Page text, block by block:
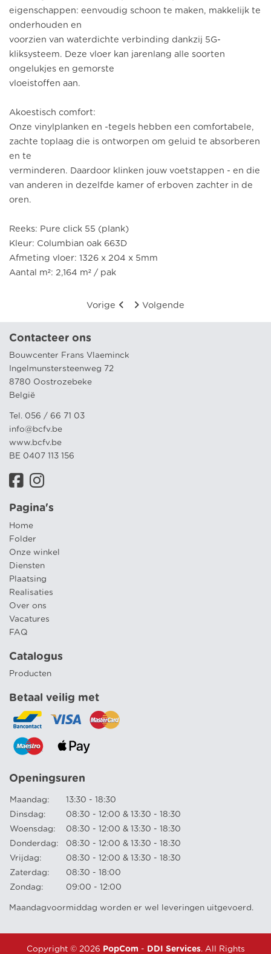
eigenschappen: eenvoudig schoon te maken, makkelijk te
onderhouden en
voorzien van waterdichte verbinding dankzij 5G-
kliksysteem. Deze vloer kan jarenlang alle soorten
ongelukjes en gemorste
vloeistoffen aan.
Akoestisch comfort:
Onze vinylplanken en -tegels hebben een comfortabele,
zachte toplaag die is ontworpen om geluid te absorberen
en te
verminderen. Daardoor klinken jouw voetstappen - en die
van anderen in dezelfde kamer of erboven zachter in de
oren.
Reeks: Pure click 55 (plank)
Kleur: Columbian oak 663D
Afmeting vloer: 1326 x 204 x 5mm
Aantal m²: 2,164 m² / pak
Vorige Volgende
Contacteer ons
Bouwcenter Frans Vlaeminck
Ingelmunstersteenweg 72
8780 Oostrozebeke
België
Tel. 056 / 66 71 03
info@bcfv.be
www.bcfv.be
BE 0407 113 156
Pagina's
Home
Folder
Onze winkel
Diensten
Plaatsing
Realisaties
Over ons
Vacatures
FAQ
Catalogus
Producten
Betaal veilig met
Openingsuren
Maandag:
13:30 - 18:30
Dinsdag:
08:30 - 12:00 & 13:30 - 18:30
Woensdag:
08:30 - 12:00 & 13:30 - 18:30
Donderdag:
08:30 - 12:00 & 13:30 - 18:30
Vrijdag:
08:30 - 12:00 & 13:30 - 18:30
Zaterdag:
08:30 - 18:00
Zondag:
09:00 - 12:00
Maandagvoormiddag worden er wel leveringen uitgevoerd.
Copyright © 2026 PopCom - DDI Services. All Rights